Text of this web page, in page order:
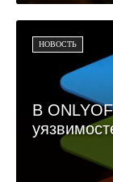
НОВОСТЬ
В